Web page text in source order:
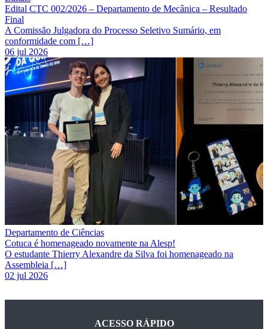
Edital CTC 002/2026 – Departamento de Mecânica – Resultado
Final
A Comissão Julgadora do Processo Seletivo Sumário, em
conformidade com […]
06 jul 2026
Departamento de Ciências
Cotuca é homenageado novamente na Alesp!
O estudante Thierry Alexandre da Silva foi homenageado na
Assembleia […]
02 jul 2026
ACESSO RÁPIDO